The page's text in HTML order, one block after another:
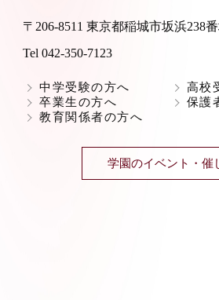
〒206-8511 東京都稲城市坂浜238
Tel 042-350-7123
中学受験の方へ
高校
卒業生の方へ
保護
教育関係者の方へ
学園のイベント・催